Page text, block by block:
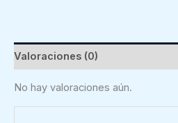
Control
de
colesterol
cantidad
Valoraciones (0)
No hay valoraciones aún.